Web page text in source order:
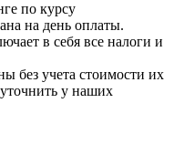
по курсу
на день оплаты.
в себя все налоги и
без учета стоимости их
у наших